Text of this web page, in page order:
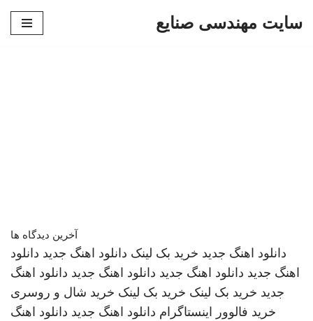
سایت مهندسی صنایع
آخرین دیدگاه ها
دانلود اهنگ جدید خرید بک لینک دانلود اهنگ جدید دانلود
اهنگ جدید دانلود اهنگ جدید دانلود اهنگ جدید دانلود اهنگ
جدید خرید بک لینک خرید بک لینک خرید شال و روسری
خرید فالوور اینستاگرام دانلود اهنگ جدید دانلود اهنگ